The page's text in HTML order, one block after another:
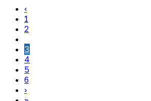
‹
1
2
3
4
5
6
›